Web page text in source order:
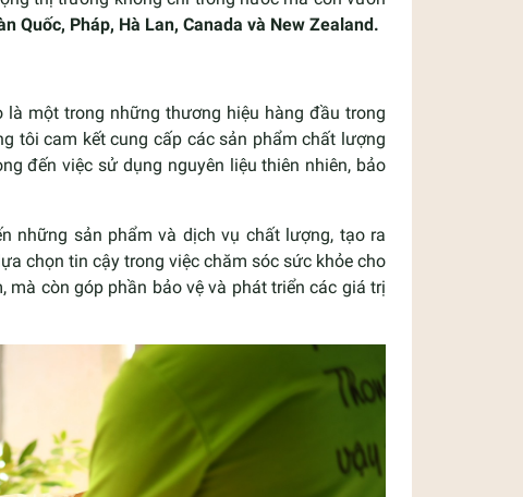
Quốc, Pháp, Hà Lan, Canada và New Zealand.
một trong những thương hiệu hàng đầu trong
tôi cam kết cung cấp các sản phẩm chất lượng
đến việc sử dụng nguyên liệu thiên nhiên, bảo
những sản phẩm và dịch vụ chất lượng, tạo ra
chọn tin cậy trong việc chăm sóc sức khỏe cho
còn góp phần bảo vệ và phát triển các giá trị